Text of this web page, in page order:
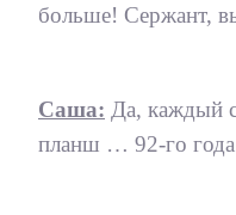
больше! Сержант,
Саша: Да, каждый
планш … 92-го